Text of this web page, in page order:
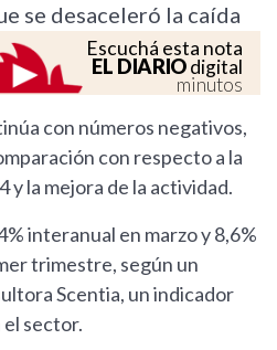
se desaceleró la caída
Escuchá esta nota
EL DIARIOdigital
minutos
con números negativos,
con respecto a la
y la mejora de la actividad.
interanual en marzo y 8,6%
trimestre, según un
Scentia, un indicador
sector.